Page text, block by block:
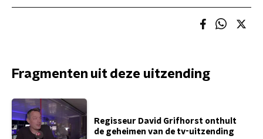
Fragmenten uit deze uitzending
Regisseur David Grifhorst onthult
de geheimen van de tv-uitzending